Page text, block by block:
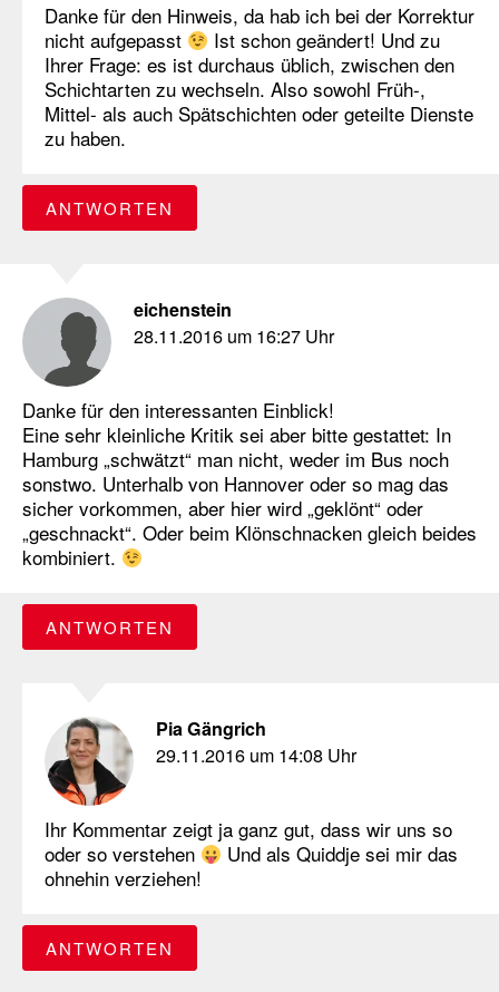
Danke für den Hinweis, da hab ich bei der Korrektur
nicht aufgepasst
Ist schon geändert! Und zu
Ihrer Frage: es ist durchaus üblich, zwischen den
Schichtarten zu wechseln. Also sowohl Früh-,
Mittel- als auch Spätschichten oder geteilte Dienste
zu haben.
ANTWORTEN
eichenstein
28.11.2016 um 16:27 Uhr
Danke für den interessanten Einblick!
Eine sehr kleinliche Kritik sei aber bitte gestattet: In
Hamburg „schwätzt“ man nicht, weder im Bus noch
sonstwo. Unterhalb von Hannover oder so mag das
sicher vorkommen, aber hier wird „geklönt“ oder
„geschnackt“. Oder beim Klönschnacken gleich beides
kombiniert.
ANTWORTEN
Pia Gängrich
29.11.2016 um 14:08 Uhr
Ihr Kommentar zeigt ja ganz gut, dass wir uns so
oder so verstehen
Und als Quiddje sei mir das
ohnehin verziehen!
ANTWORTEN